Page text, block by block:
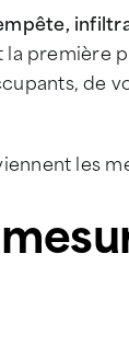
la première
de
les